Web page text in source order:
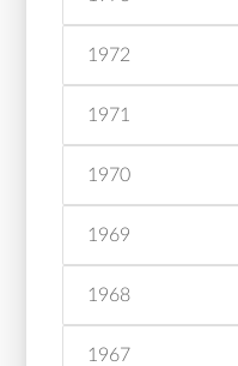
1972
1971
1970
1969
1968
1967